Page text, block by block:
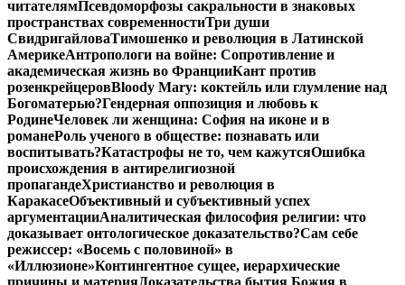
читателямПсевдоморфозы сакральности в знаковых
пространствах современностиТри души
СвидригайловаТимошенко и революция в Латинской
АмерикеАнтропологи на войне: Сопротивление и
академическая жизнь во ФранцииКант против
розенкрейцеровBloody Mary: коктейль или глумление над
Богоматерью?Гендерная оппозиция и любовь к
РодинеЧеловек ли женщина: София на иконе и в
романеРоль ученого в обществе: познавать или
воспитывать?Катастрофы не то, чем кажутсяОшибка
происхождения в антирелигиозной
пропагандеХристианство и революция в
КаракасеОбъективный и субъективный успех
аргументацииАналитическая философия религии: что
доказывает онтологическое доказательство?Сам себе
режиссер: «Восемь с половиной» в
«Иллюзионе»Контингентное сущее, иерархические